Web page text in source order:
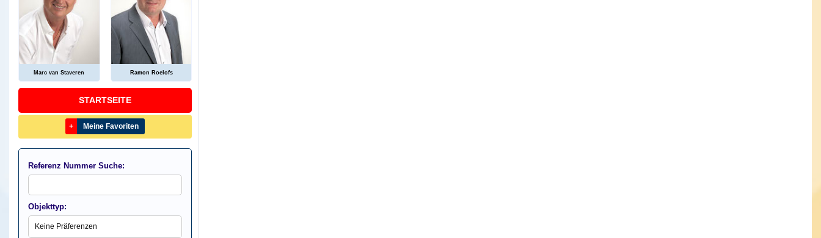
Marc van Staveren Ramon Roelofs
STARTSEITE
+ Meine Favoriten
Referenz Nummer Suche:
Objekttyp: